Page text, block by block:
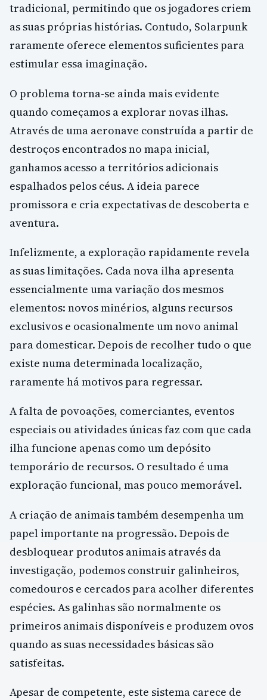
tradicional, permitindo que os jogadores criem
as suas próprias histórias. Contudo, Solarpunk
raramente oferece elementos suficientes para
estimular essa imaginação.
O problema torna-se ainda mais evidente
quando começamos a explorar novas ilhas.
Através de uma aeronave construída a partir de
destroços encontrados no mapa inicial,
ganhamos acesso a territórios adicionais
espalhados pelos céus. A ideia parece
promissora e cria expectativas de descoberta e
aventura.
Infelizmente, a exploração rapidamente revela
as suas limitações. Cada nova ilha apresenta
essencialmente uma variação dos mesmos
elementos: novos minérios, alguns recursos
exclusivos e ocasionalmente um novo animal
para domesticar. Depois de recolher tudo o que
existe numa determinada localização,
raramente há motivos para regressar.
A falta de povoações, comerciantes, eventos
especiais ou atividades únicas faz com que cada
ilha funcione apenas como um depósito
temporário de recursos. O resultado é uma
exploração funcional, mas pouco memorável.
A criação de animais também desempenha um
papel importante na progressão. Depois de
desbloquear produtos animais através da
investigação, podemos construir galinheiros,
comedouros e cercados para acolher diferentes
espécies. As galinhas são normalmente os
primeiros animais disponíveis e produzem ovos
quando as suas necessidades básicas são
satisfeitas.
Apesar de competente, este sistema carece de